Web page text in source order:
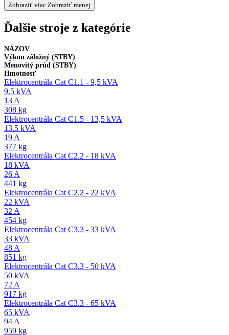
Zobraziť viac Zobraziť menej
Ďalšie stroje z kategórie
NÁZOV
Výkon záložný (STBY)
Menovitý prúd (STBY)
Hmotnosť
Elektrocentrála Cat C1.1 - 9,5 kVA
9.5 kVA
13 A
308 kg
Elektrocentrála Cat C1.5 - 13,5 kVA
13.5 kVA
19 A
377 kg
Elektrocentrála Cat C2.2 - 18 kVA
18 kVA
26 A
441 kg
Elektrocentrála Cat C2.2 - 22 kVA
22 kVA
32 A
454 kg
Elektrocentrála Cat C3.3 - 33 kVA
33 kVA
48 A
851 kg
Elektrocentrála Cat C3.3 - 50 kVA
50 kVA
72 A
917 kg
Elektrocentrála Cat C3.3 - 65 kVA
65 kVA
94 A
959 kg